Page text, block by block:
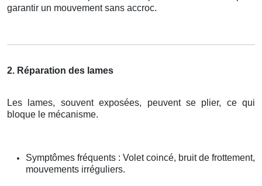
garantir un mouvement sans accroc.
2. Réparation des lames
Les lames, souvent exposées, peuvent se plier, ce qui
bloque le mécanisme.
Symptômes fréquents : Volet coincé, bruit de frottement,
mouvements irréguliers.